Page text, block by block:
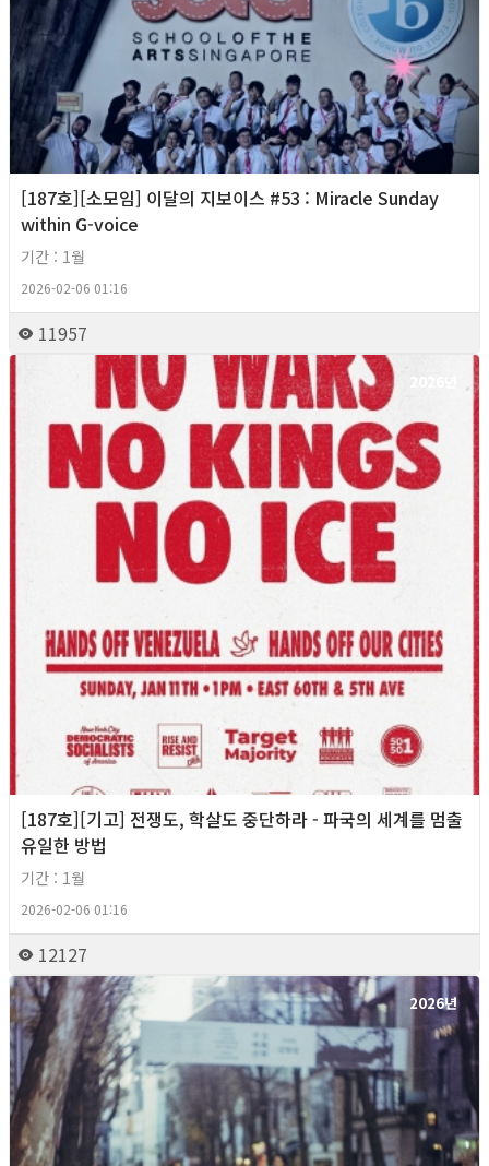
[187호][소모임] 이달의 지보이스 #53 : Miracle Sunday
within G-voice
기간 : 1월
2026-02-06 01:16
11957
2026년
[187호][기고] 전쟁도, 학살도 중단하라 - 파국의 세계를 멈출
유일한 방법
기간 : 1월
2026-02-06 01:16
12127
2026년